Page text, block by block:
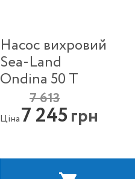
Насос вихровий
Sea-Land
Ondina 50 T
Ціна
7 613
7 245грн